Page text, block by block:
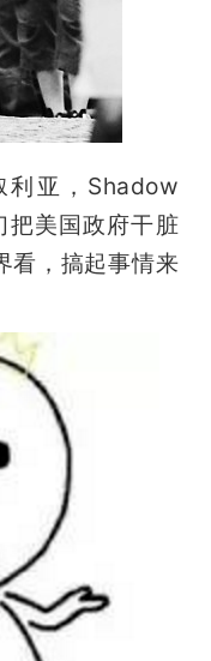
利亚，Shadow
把美国政府干脏
看，搞起事情来